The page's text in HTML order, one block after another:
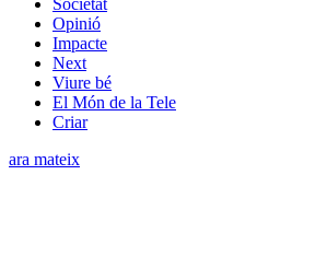
Opinió
Impacte
Next
Viure bé
El Món de la Tele
Criar
ara mateix